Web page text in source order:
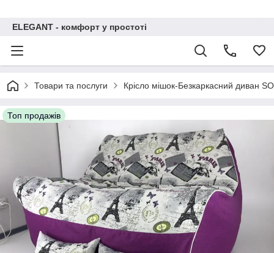
ELEGANT - комфорт у простоті
Товари та послуги Крісло мішок-Безкаркасний диван
Топ продажів